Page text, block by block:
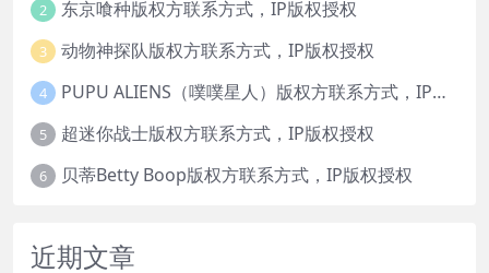
2 东京喰种版权方联系方式，IP版权授权
3 动物神探队版权方联系方式，IP版权授权
4 PUPU ALIENS（噗噗星人）版权方联系方式，IP版权授权
5 超迷你战士版权方联系方式，IP版权授权
6 贝蒂Betty Boop版权方联系方式，IP版权授权
近期文章